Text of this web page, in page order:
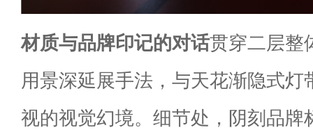
材质与品牌印记的对话贯穿二层整
用景深延展手法，与天花渐隐式灯
视的视觉幻境。细节处，阴刻品牌